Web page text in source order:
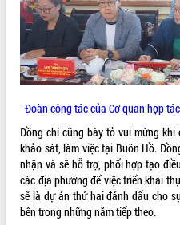
THỐNG KÊ TRUY CẬP
Tất cả: 66085286
Đoàn công tác của Cơ quan hợp
Đồng chí cũng bày tỏ vui mừng khi
khảo sát, làm việc tại Buôn Hồ.
nhận và sẽ hỗ trợ, phối hợp tạo
các địa phương để việc triển khai
sẽ là dự án thứ hai đánh dấu cho
bên trong những năm tiếp theo.